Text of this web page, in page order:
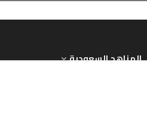
المناهج السعودية